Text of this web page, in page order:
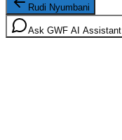
Rudi Nyumbani
Ask GWF AI Assistant